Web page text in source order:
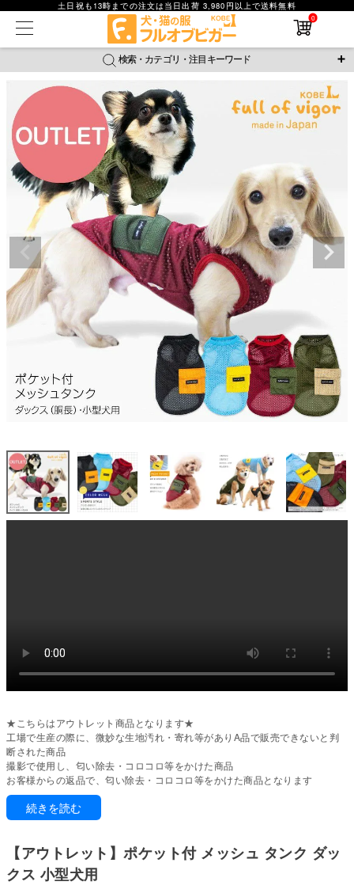
土日祝も13時までの注文は当日出荷 3,980円以上で送料無料
0
検索・カテゴリ・注目キーワード
＼注目ワード／
ジャージ 防蚊 腹巻 撥水レイン ラッシュガード
接触冷感 おそろコーデ
新作アイテム
返品・交換について ご利用ガイド
詳細検索
在庫なし商品
在庫なし商品を表示しない
商品番号
並び順
新着順
価格が安い順
価格が高い順
レビュー数順
検索
★こちらはアウトレット商品となります★
工場で生産の際に、微妙な生地汚れ・寄れ等がありA品で販売できないと判
断された商品
撮影で使用し、匂い除去・コロコロ等をかけた商品
お客様からの返品で、匂い除去・コロコロ等をかけた商品となります
ガンガン遊ぼう!夏場にヘビロテなメッシュのタンクトップ。
ポケット部分に保冷剤などが入る便利アイテム♪
通気性に優れたメッシュ素材。
本体とポケットで2種類の違ったメッシュを使用。
続きを読む
【アウトレット】ポケット付 メッシュ タンク ダッ
クス 小型犬用